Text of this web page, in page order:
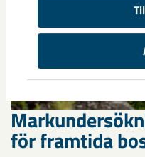
för framtida